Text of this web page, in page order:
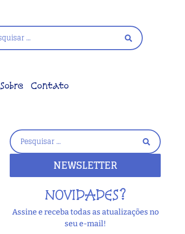
Sobre Contato
NEWSLETTER
NOVIDADES?
Assine e receba todas as atualizações no
seu e-mail!